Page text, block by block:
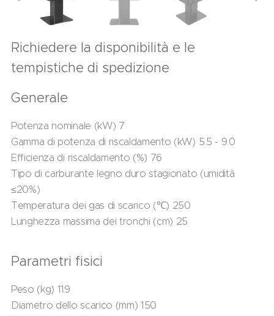
Richiedere la disponibilità e le
tempistiche di spedizione
Generale
Potenza nominale (kW) 7
Gamma di potenza di riscaldamento (kW) 5.5 - 9.0
Efficienza di riscaldamento (%) 76
Tipo di carburante legno duro stagionato (umidità
≤20%)
Temperatura dei gas di scarico (℃) 250
Lunghezza massima dei tronchi (cm) 25
Parametri fisici
Peso (kg) 119
Diametro dello scarico (mm) 150